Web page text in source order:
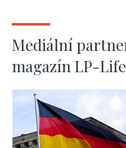
Mediální
magazín LP-